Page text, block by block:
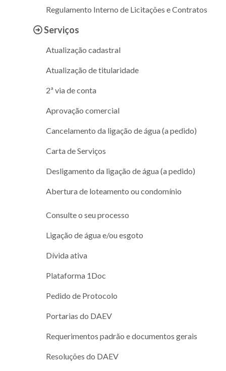
Regulamento Interno de Licitações e Contratos
Serviços
Atualização cadastral
Atualização de titularidade
2ª via de conta
Aprovação comercial
Cancelamento da ligação de água (a pedido)
Carta de Serviços
Desligamento da ligação de água (a pedido)
Abertura de loteamento ou condomínio
Consulte o seu processo
Ligação de água e/ou esgoto
Dívida ativa
Plataforma 1Doc
Pedido de Protocolo
Portarias do DAEV
Requerimentos padrão e documentos gerais
Resoluções do DAEV